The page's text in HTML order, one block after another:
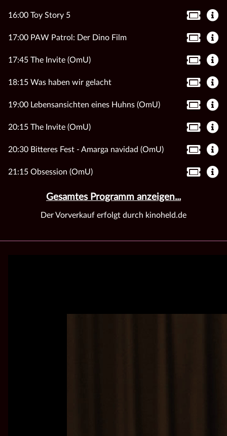
16:00 Toy Story 5
17:00 PAW Patrol: Der Dino Film
17:45 The Invite (OmU)
18:15 Was haben wir gelacht
19:00 Lebensansichten eines Huhns (OmU)
20:15 The Invite (OmU)
20:30 Bitteres Fest - Amarga navidad (OmU)
21:15 Obsession (OmU)
Gesamtes Programm anzeigen...
Der Vorverkauf erfolgt durch kinoheld.de